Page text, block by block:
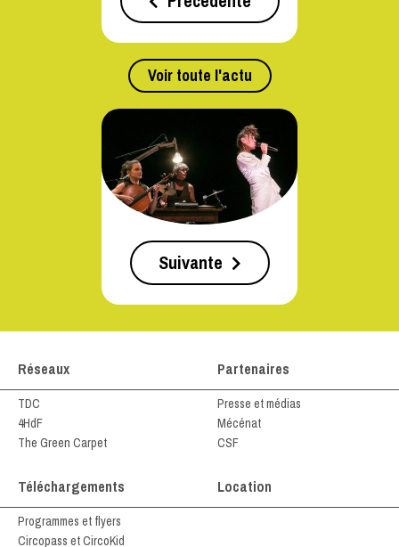
Voir toute l'actu
Suivante
Réseaux
TDC
4HdF
The Green Carpet
Partenaires
Presse et médias
Mécénat
CSF
Téléchargements
Programmes et flyers
Circopass et CircoKid
Location